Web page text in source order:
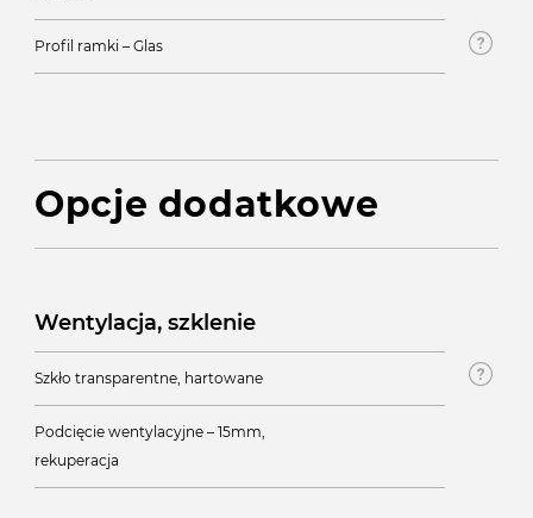
Profil ramki – Glas
Opcje dodatkowe
Wentylacja, szklenie
Szkło transparentne, hartowane
Podcięcie wentylacyjne – 15mm,
rekuperacja